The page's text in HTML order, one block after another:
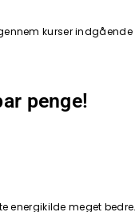
kurser
penge!
meget